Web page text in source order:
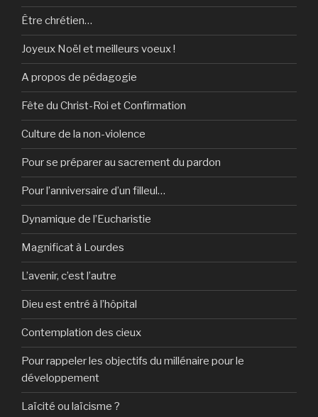
Être chrétien…
Joyeux Noël et meilleurs voeux !
A propos de pédagogie
Fête du Christ-Roi et Confirmation
Culture de la non-violence
Pour se préparer au sacrement du pardon
Pour l’anniversaire d’un filleul…
Dynamique de l’Eucharistie
Magnificat à Lourdes
L’avenir, c’est l’autre
Dieu est entré à l’hôpital
Contemplation des cieux
Pour rappeler les objectifs du millénaire pour le
développement
Laïcité ou laïcisme ?